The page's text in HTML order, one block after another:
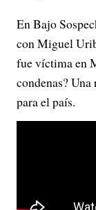
En Bajo
con Miguel
fue víctima en
condenas?
para el país.